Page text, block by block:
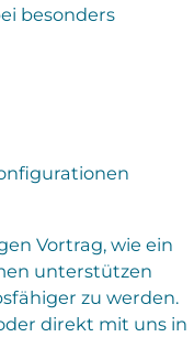
besonders
Vortrag, wie ein
unterstützen
zu werden.
direkt mit uns in